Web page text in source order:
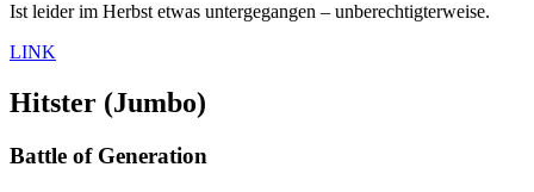
Ist leider im Herbst etwas untergegangen – unberechtigterweise.
LINK
Hitster (Jumbo)
Battle of Generation